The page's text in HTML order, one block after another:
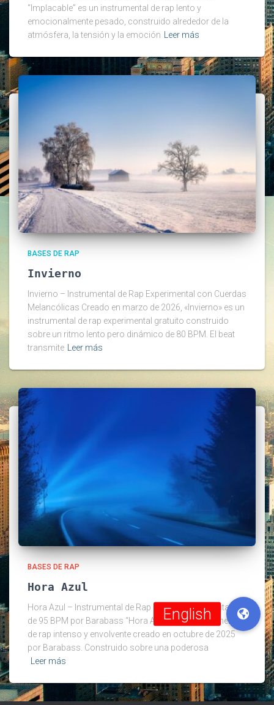
“Implacable” es un instrumental de rap lento y
emocionalmente pesado, construido alrededor de la
atmósfera, la tensión y la emoción
Leer más
BASES DE RAP
Invierno
Invierno – Instrumental de Rap Experimental con Cuerdas
Melancólicas Creado en marzo de 2026, «Invierno» es un
instrumental de rap experimental gratuito construido
sobre un ritmo lento pero dinámico de 80 BPM. El beat
transmite Leer más
BASES DE RAP
Hora Azul
Hora Azul – Instrumental de Rap Dinámico con Guitarra
de 95 BPM por Barabass “Hora Azul” es un instrumental
de rap intenso y envolvente creado en octubre de 2025
por Barabass. Construido sobre una poderosa
Leer más